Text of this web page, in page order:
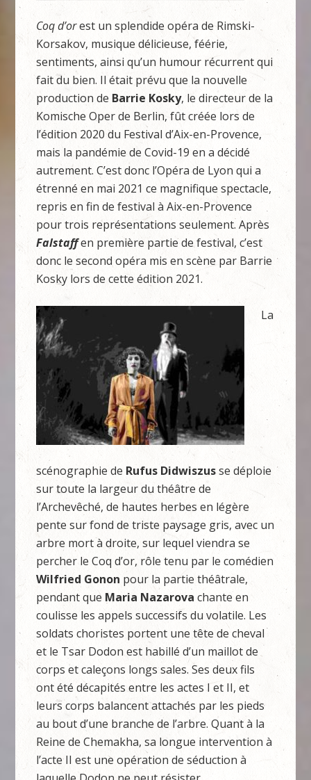
Coq d’orest un splendide opéra de Rimski-
Korsakov, musique délicieuse, féérie,
sentiments, ainsi qu’un humour récurrent qui
fait du bien. Il était prévu que la nouvelle
production de Barrie Kosky, le directeur de la
Komische Oper de Berlin, fût créée lors de
l’édition 2020 du Festival d’Aix-en-Provence,
mais la pandémie de Covid-19 en a décidé
autrement. C’est donc l’Opéra de Lyon qui a
étrenné en mai 2021 ce magnifique spectacle,
repris en fin de festival à Aix-en-Provence
pour trois représentations seulement. Après
Falstaffen première partie de festival, c’est
donc le second opéra mis en scène par Barrie
Kosky lors de cette édition 2021.
La
scénographie de Rufus Didwiszusse déploie
sur toute la largeur du théâtre de
l’Archevêché, de hautes herbes en légère
pente sur fond de triste paysage gris, avec un
arbre mort à droite, sur lequel viendra se
percher le Coq d’or, rôle tenu par le comédien
Wilfried Gonon pour la partie théâtrale,
pendant que Maria Nazarova chante en
coulisse les appels successifs du volatile. Les
soldats choristes portent une tête de cheval
et le Tsar Dodon est habillé d’un maillot de
corps et caleçons longs sales. Ses deux fils
ont été décapités entre les actes I et II, et
leurs corps balancent attachés par les pieds
au bout d’une branche de l’arbre. Quant à la
Reine de Chemakha, sa longue intervention à
l’acte II est une opération de séduction à